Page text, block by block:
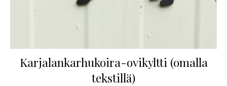
Karjalankarhukoira-ovikyltti (omalla
tekstillä)